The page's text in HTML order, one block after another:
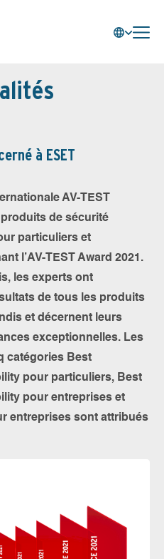
à ESET
AV-TEST
de sécurité
particuliers et
l’AV-TEST Award 2021.
les experts ont
de tous les produits
et décernent leurs
exceptionnelles. Les
catégories Best
pour particuliers, Best
pour entreprises et
entreprises sont attribués